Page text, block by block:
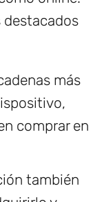
destacados
más
comprar en
también